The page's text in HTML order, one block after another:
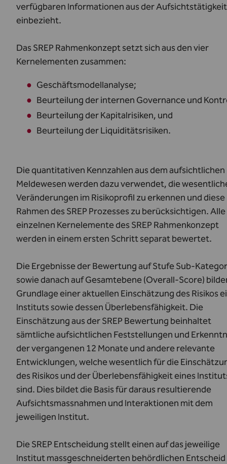
verfügbaren Informationen aus der Aufsichtstätigkeit
einbezieht.
Das SREP Rahmenkonzept setzt sich aus den vier
Kernelementen zusammen:
Geschäftsmodellanalyse;
Beurteilung der internen Governance und
Beurteilung der Kapitalrisiken, und
Beurteilung der Liquiditätsrisiken.
Die quantitativen Kennzahlen aus dem aufsichtlichen
Meldewesen werden dazu verwendet, die
Veränderungen im Risikoprofil zu erkennen und diese
Rahmen des SREP Prozesses zu berücksichtigen. Alle
einzelnen Kernelemente des SREP Rahmenkonzept
werden in einem ersten Schritt separat bewertet.
Die Ergebnisse der Bewertung auf Stufe Sub-
sowie danach auf Gesamtebene (Overall-Score)
Grundlage einer aktuellen Einschätzung des Risikos
Instituts sowie dessen Überlebensfähigkeit. Die
Einschätzung aus der SREP Bewertung beinhaltet
sämtliche aufsichtlichen Feststellungen und
der vergangenen 12 Monate und andere relevante
Entwicklungen, welche wesentlich für die
des Risikos und der Überlebensfähigkeit eines
sind. Dies bildet die Basis für daraus resultierende
Aufsichtsmassnahmen und Interaktionen mit dem
jeweiligen Institut.
Die SREP Entscheidung stellt einen auf das jeweilige
Institut massgeschneiderten behördlichen Entscheid